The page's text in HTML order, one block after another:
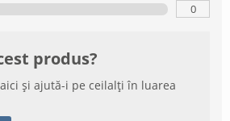
0
produs?
și ajută-i pe ceilalți în luarea